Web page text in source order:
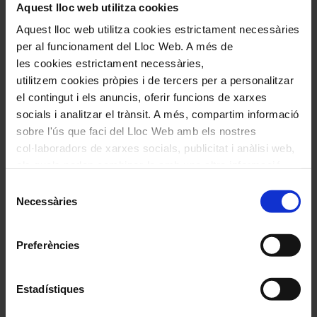
Aquest lloc web utilitza cookies
Aquest lloc web utilitza cookies estrictament necessàries
per al funcionament del Lloc Web. A més de
les cookies estrictament necessàries,
utilitzem cookies pròpies i de tercers per a personalitzar
el contingut i els anuncis, oferir funcions de xarxes
socials i analitzar el trànsit. A més, compartim informació
sobre l'ús que faci del Lloc Web amb els nostres
col·laboradors de xarxes socials, publicitat i anàlisi web,
de l'ús que hagi fet dels seus serveis. En el quadre
inferior pot “Permetre totes les cookies” o seleccionar el
"Permetre la selecció". Si vol més informació visiti la
deshabilitar o configurar les cookies en qualsevol
Necessàries
Preferències
Estadístiques
Comparteix aquest article
Compártelo en Facebook
Compártelo en Twitter
Compártelo per Email
Els camps necessaris estan
Comentari*